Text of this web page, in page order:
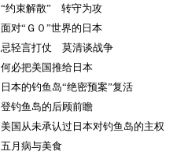
“约束解散” 转守为攻
面对“Ｇ０”世界的日本
忌轻言打仗 莫清谈战争
何必把美国推给日本
日本的钓鱼岛“绝密预案”复活
登钓鱼岛的后顾前瞻
美国从未承认过日本对钓鱼岛的主权
五月病与美食